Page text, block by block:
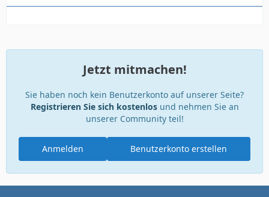
Jetzt mitmachen!
Sie haben noch kein Benutzerkonto auf unserer Seite?
Registrieren Sie sich kostenlosund nehmen Sie an
unserer Community teil!
Benutzerkonto erstellen
Anmelden